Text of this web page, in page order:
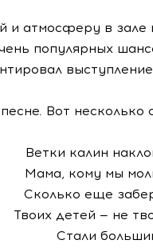
и атмосферу в
популярных
Вот несколько
Ветки калин
Мама, кому мы
Сколько еще
Твоих детей — не
Стали